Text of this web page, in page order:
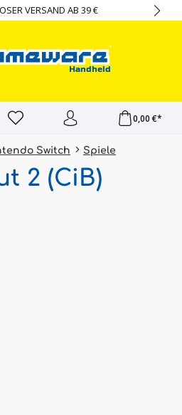
VERSAND AB 39 €
0,00 €*
Switch Spiele
2 (CiB)